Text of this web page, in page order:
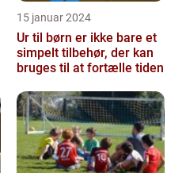
15 januar 2024
Ur til børn er ikke bare et
simpelt tilbehør, der kan
bruges til at fortælle tiden